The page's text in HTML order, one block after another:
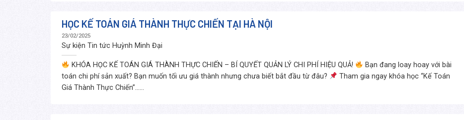
HỌC KẾ TOÁN GIÁ THÀNH THỰC CHIẾN TẠI HÀ NỘI
23/02/2025
Sự kiện Tin tức Huỳnh Minh Đại
KHÓA HỌC KẾ TOÁN GIÁ THÀNH THỰC CHIẾN – BÍ QUYẾT QUẢN LÝ CHI PHÍ HIỆU QUẢ!
Bạn đang loay hoay với bài
toán chi phí sản xuất? Bạn muốn tối ưu giá thành nhưng chưa biết bắt đầu từ đâu?
Tham gia ngay khóa học “Kế Toán
Giá Thành Thực Chiến”......